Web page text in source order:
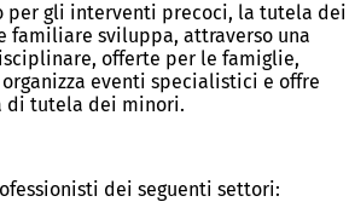
per gli interventi precoci, la tutela dei
familiare sviluppa, attraverso una
offerte per le famiglie,
eventi specialistici e offre
di tutela dei minori.
dei seguenti settori: